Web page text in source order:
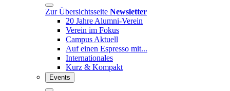
Zur Übersichtsseite Newsletter
20 Jahre Alumni-Verein
Verein im Fokus
Campus Aktuell
Auf einen Espresso mit...
Internationales
Kurz & Kompakt
Events